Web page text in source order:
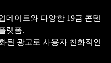
데이트와 다양한 19금 콘텐
랫폼.
된 광고로 사용자 친화적인